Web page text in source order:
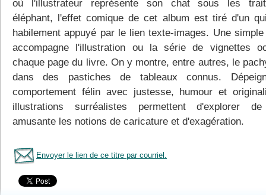
où l'illustrateur représente son chat sous les
éléphant, l'effet comique de cet album est tiré d'un
habilement appuyé par le lien texte-images. Une
accompagne l'illustration ou la série de vignettes
chaque page du livre. On y montre, entre autres, le
dans des pastiches de tableaux connus.
comportement félin avec justesse, humour et
illustrations surréalistes permettent d'explorer
amusante les notions de caricature et d'exagération.
Envoyer le lien de ce titre par courriel.